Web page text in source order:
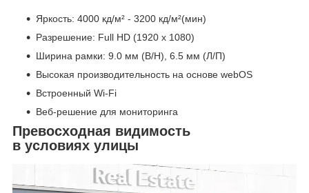
Яркость: 4000 кд/м² - 3200 кд/м²(мин)
Разрешение: Full HD (1920 x 1080)
Ширина рамки: 9.0 мм (В/Н), 6.5 мм (Л/П)
Высокая производительность на основе webOS
Встроенный Wi-Fi
Веб-решение для мониторинга
Превосходная видимость
в условиях улицы